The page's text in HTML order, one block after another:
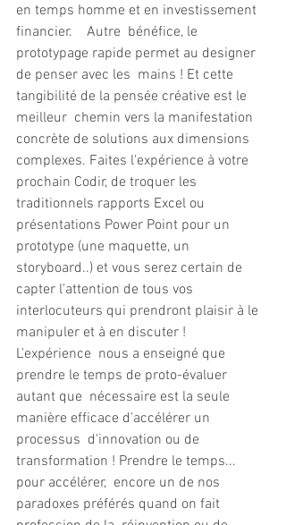
en temps homme et en investissement
financier.    Autre  bénéfice, le
prototypage rapide permet au designer
de penser avec les  mains ! Et cette
tangibilité de la pensée créative est le
meilleur  chemin vers la manifestation
concrète de solutions aux dimensions
complexes. Faites l'expérience à votre
prochain Codir, de troquer les
traditionnels rapports Excel ou
présentations Power Point pour un
prototype (une maquette, un
storyboard..) et vous serez certain de
capter l'attention de tous vos
interlocuteurs qui prendront plaisir à le
manipuler et à en discuter !
L'expérience  nous a enseigné que
prendre le temps de proto-évaluer
autant que  nécessaire est la seule
manière efficace d'accélérer un
processus  d'innovation ou de
transformation ! Prendre le temps...
pour accélérer,  encore un de nos
paradoxes préférés quand on fait